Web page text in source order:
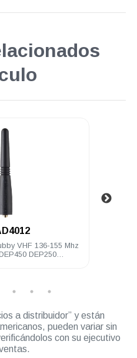
.
VHF 136-155 Mhz
DEP250
a distribuidor” y están
pueden variar sin
con su ejecutivo